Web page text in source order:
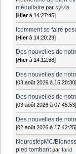
médullaire parsylvia
[Hierà 14:27:45]
lcomment se faire
[Hierà 14:20:29]
Des nouvelles de
[Hierà 14:12:58]
Des nouvelles de
[03 août 2026 à 15:20:30]
Des nouvelles de
[03 août 2026 à 07:45:53]
Des nouvelles de
[02 août 2026 à 17:42:25]
NeurostepMC/
pied tombant parfarid